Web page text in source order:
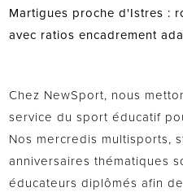
Martigues proche d'Istres :
avec ratios encadrement
Chez NewSport, nous
service du sport éducatif
Nos mercredis multisports,
anniversaires thématiques
éducateurs diplômés afin